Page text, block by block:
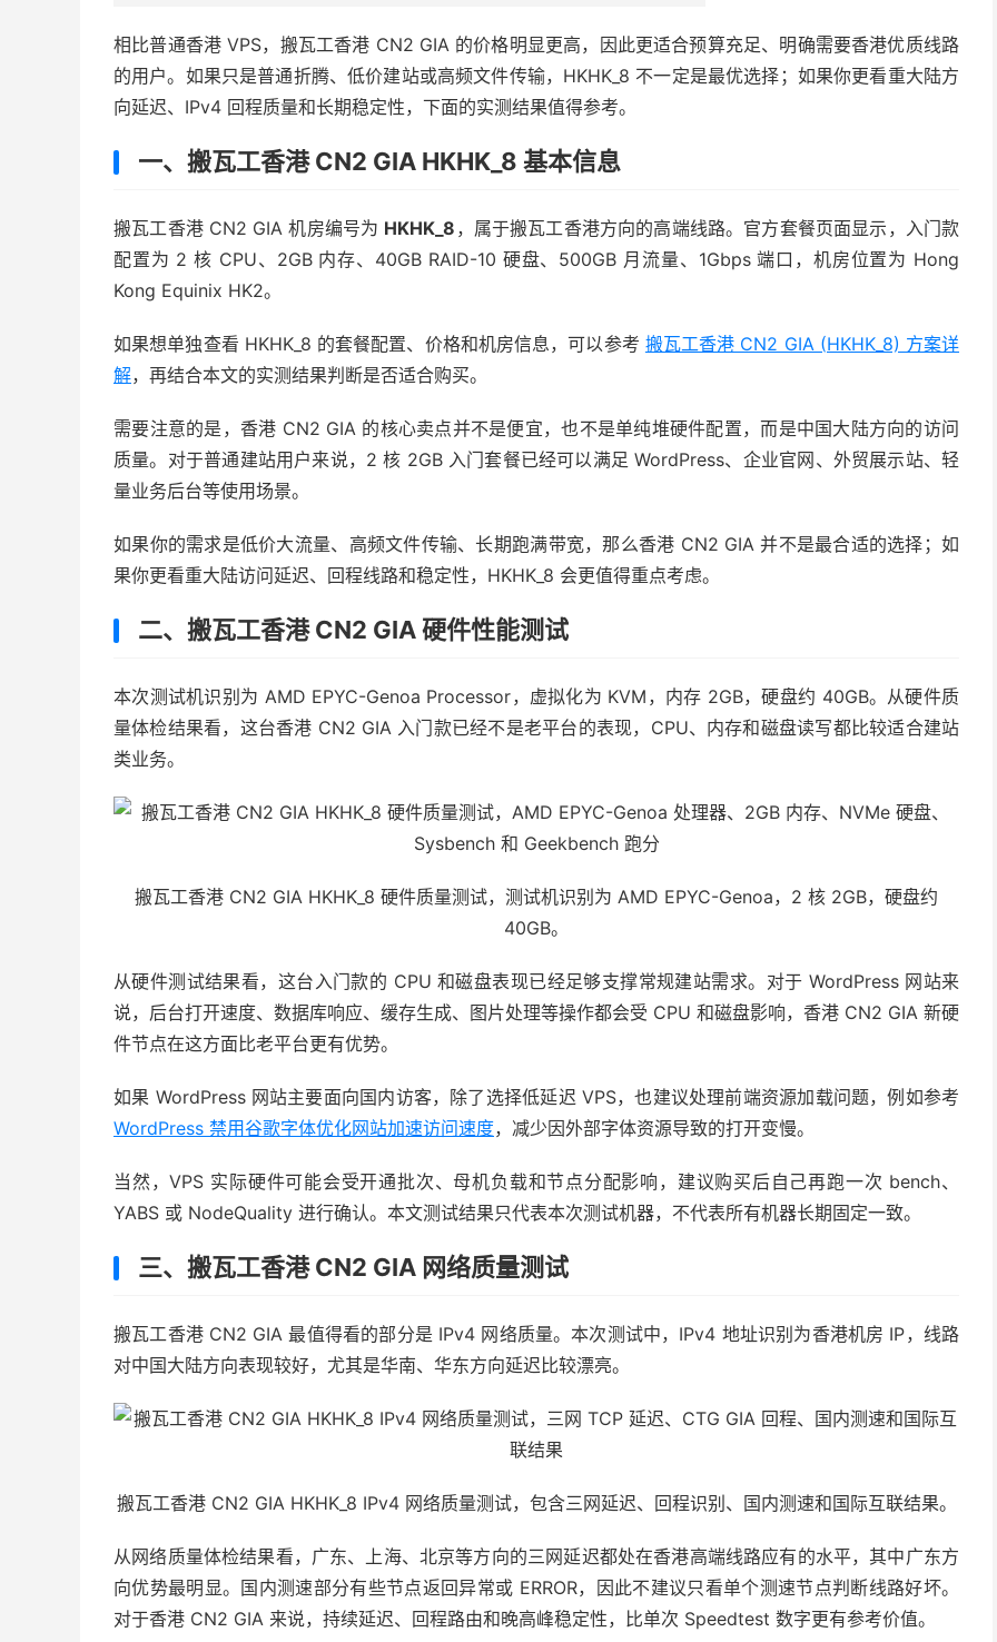
相比普通香港 VPS，搬瓦工香港 CN2 GIA 的价格明显更高，因此更适合预算充足、明确需要香港优质线路
的用户。如果只是普通折腾、低价建站或高频文件传输，HKHK_8 不一定是最优选择；如果你更看重大陆方
向延迟、IPv4 回程质量和长期稳定性，下面的实测结果值得参考。
一、搬瓦工香港 CN2 GIA HKHK_8 基本信息
搬瓦工香港 CN2 GIA 机房编号为 HKHK_8 ，属于搬瓦工香港方向的高端线路。官方套餐页面显示，入门款
配置为 2 核 CPU、2GB 内存、40GB RAID-10 硬盘、500GB 月流量、1Gbps 端口，机房位置为 Hong
Kong Equinix HK2。
如果想单独查看 HKHK_8 的套餐配置、价格和机房信息，可以参考 搬瓦工香港 CN2 GIA (HKHK_8) 方案详
解，再结合本文的实测结果判断是否适合购买。
需要注意的是，香港 CN2 GIA 的核心卖点并不是便宜，也不是单纯堆硬件配置，而是中国大陆方向的访问
质量。对于普通建站用户来说，2 核 2GB 入门套餐已经可以满足 WordPress、企业官网、外贸展示站、轻
量业务后台等使用场景。
如果你的需求是低价大流量、高频文件传输、长期跑满带宽，那么香港 CN2 GIA 并不是最合适的选择；如
果你更看重大陆访问延迟、回程线路和稳定性，HKHK_8 会更值得重点考虑。
二、搬瓦工香港 CN2 GIA 硬件性能测试
本次测试机识别为 AMD EPYC-Genoa Processor，虚拟化为 KVM，内存 2GB，硬盘约 40GB。从硬件质
量体检结果看，这台香港 CN2 GIA 入门款已经不是老平台的表现，CPU、内存和磁盘读写都比较适合建站
类业务。
搬瓦工香港 CN2 GIA HKHK_8 硬件质量测试，测试机识别为 AMD EPYC-Genoa，2 核 2GB，硬盘约
40GB。
从硬件测试结果看，这台入门款的 CPU 和磁盘表现已经足够支撑常规建站需求。对于 WordPress 网站来
说，后台打开速度、数据库响应、缓存生成、图片处理等操作都会受 CPU 和磁盘影响，香港 CN2 GIA 新硬
件节点在这方面比老平台更有优势。
如果 WordPress 网站主要面向国内访客，除了选择低延迟 VPS，也建议处理前端资源加载问题，例如参考
WordPress 禁用谷歌字体优化网站加速访问速度，减少因外部字体资源导致的打开变慢。
当然，VPS 实际硬件可能会受开通批次、母机负载和节点分配影响，建议购买后自己再跑一次 bench、
YABS 或 NodeQuality 进行确认。本文测试结果只代表本次测试机器，不代表所有机器长期固定一致。
三、搬瓦工香港 CN2 GIA 网络质量测试
搬瓦工香港 CN2 GIA 最值得看的部分是 IPv4 网络质量。本次测试中，IPv4 地址识别为香港机房 IP，线路
对中国大陆方向表现较好，尤其是华南、华东方向延迟比较漂亮。
搬瓦工香港 CN2 GIA HKHK_8 IPv4 网络质量测试，包含三网延迟、回程识别、国内测速和国际互联结果。
从网络质量体检结果看，广东、上海、北京等方向的三网延迟都处在香港高端线路应有的水平，其中广东方
向优势最明显。国内测速部分有些节点返回异常或 ERROR，因此不建议只看单个测速节点判断线路好坏。
对于香港 CN2 GIA 来说，持续延迟、回程路由和晚高峰稳定性，比单次 Speedtest 数字更有参考价值。